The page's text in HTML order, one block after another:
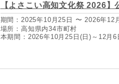
【よさこい高知文化祭 2026
期間：2025年10月25日 〜 2026年12
場所：高知県内34市町村
本期間：2026年10月25日(日)～12月6